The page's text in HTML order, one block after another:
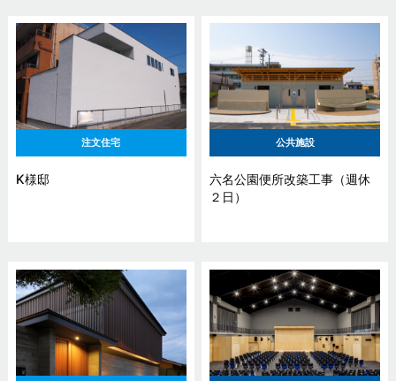
注文住宅
K様邸
公共施設
六名公園便所改築工事（週休
２日）